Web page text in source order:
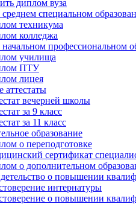
диплом вуза
специальном
техникума
колледжа
профессиональном
училища
ПТУ
лицея
вечерней школы
за 9 класс
за 11 класс
образование
о переподготовке
сертификат
о дополнительном
о повышении
интернатуры
о повышении